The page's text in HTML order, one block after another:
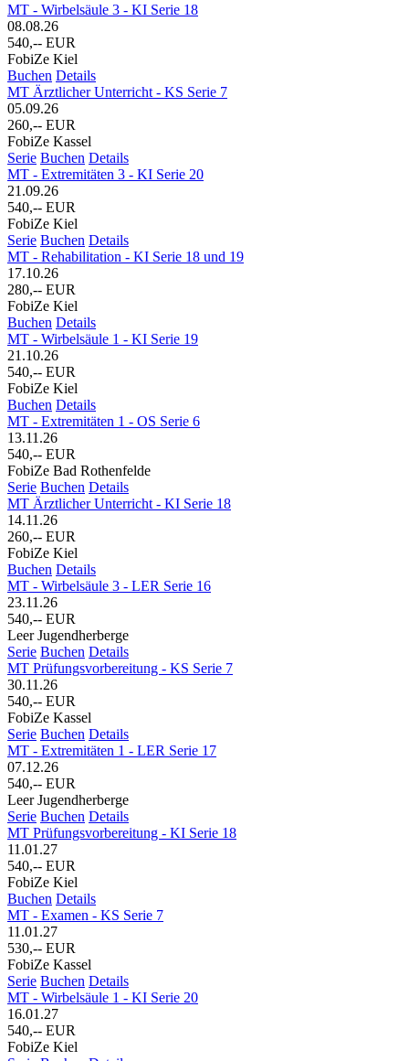
MT - Wirbelsäule 3 - KI Serie 18
08.08.26
540,-- EUR
FobiZe Kiel
Buchen Details
MT Ärztlicher Unterricht - KS Serie 7
05.09.26
260,-- EUR
FobiZe Kassel
Serie Buchen Details
MT - Extremitäten 3 - KI Serie 20
21.09.26
540,-- EUR
FobiZe Kiel
Serie Buchen Details
MT - Rehabilitation - KI Serie 18 und 19
17.10.26
280,-- EUR
FobiZe Kiel
Buchen Details
MT - Wirbelsäule 1 - KI Serie 19
21.10.26
540,-- EUR
FobiZe Kiel
Buchen Details
MT - Extremitäten 1 - OS Serie 6
13.11.26
540,-- EUR
FobiZe Bad Rothenfelde
Serie Buchen Details
MT Ärztlicher Unterricht - KI Serie 18
14.11.26
260,-- EUR
FobiZe Kiel
Buchen Details
MT - Wirbelsäule 3 - LER Serie 16
23.11.26
540,-- EUR
Leer Jugendherberge
Serie Buchen Details
MT Prüfungsvorbereitung - KS Serie 7
30.11.26
540,-- EUR
FobiZe Kassel
Serie Buchen Details
MT - Extremitäten 1 - LER Serie 17
07.12.26
540,-- EUR
Leer Jugendherberge
Serie Buchen Details
MT Prüfungsvorbereitung - KI Serie 18
11.01.27
540,-- EUR
FobiZe Kiel
Buchen Details
MT - Examen - KS Serie 7
11.01.27
530,-- EUR
FobiZe Kassel
Serie Buchen Details
MT - Wirbelsäule 1 - KI Serie 20
16.01.27
540,-- EUR
FobiZe Kiel